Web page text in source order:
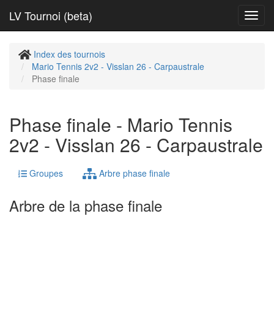
LV Tournoi (beta)
Index des tournois
Mario Tennis 2v2 - Visslan 26 - Carpaustrale
Phase finale
Phase finale - Mario Tennis
2v2 - Visslan 26 - Carpaustrale
Groupes Arbre phase finale
Arbre de la phase finale